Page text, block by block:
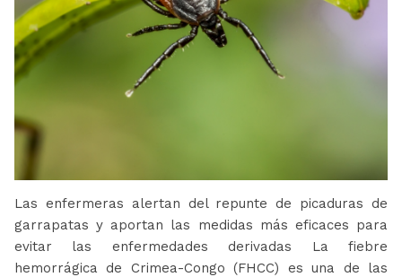
Las enfermeras alertan del repunte de picaduras de
garrapatas y aportan las medidas más eficaces para
evitar las enfermedades derivadas La fiebre
hemorrágica de Crimea-Congo (FHCC) es una de las